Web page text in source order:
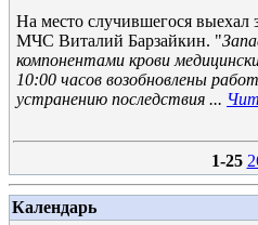
На место случившегося выехал
МЧС Виталий Барзайкин. "
компонентами крови
10:00 часов возобновлены
устранению последствия ...
1-25
Календарь